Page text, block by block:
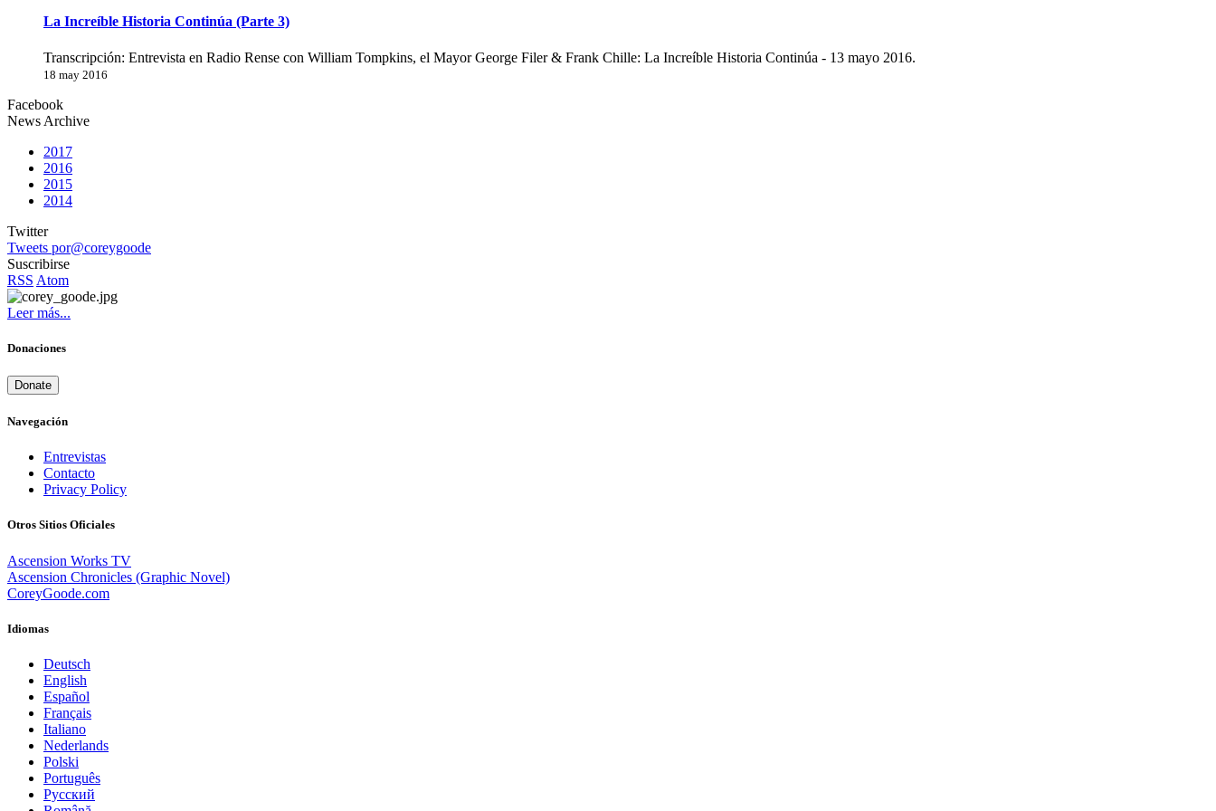
La Increíble Historia Continúa (Parte 3)
Transcripción: Entrevista en Radio Rense con William Tompkins, el Mayor George Filer & Frank Chille: La Increíble Historia Continúa - 13 mayo 2016.
18 may 2016
Facebook
News Archive
2017
2016
2015
2014
Twitter
Tweets por@coreygoode
Suscribirse
RSS Atom
Leer más...
Donaciones
Donate
Navegación
Entrevistas
Contacto
Privacy Policy
Otros Sitios Oficiales
Ascension Works TV
Ascension Chronicles (Graphic Novel)
CoreyGoode.com
Idiomas
Deutsch
English
Español
Français
Italiano
Nederlands
Polski
Português
Pусский